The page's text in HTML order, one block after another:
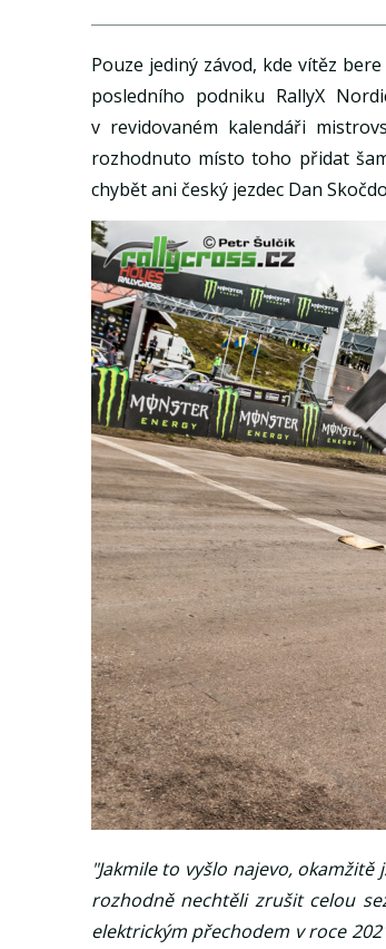
Pouze jediný závod, kde vítěz
posledního podniku RallyX
v revidovaném kalendáři
rozhodnuto místo toho přidat
chybět ani český jezdec Dan
"Jakmile to vyšlo najevo,
rozhodně nechtěli zrušit celou
elektrickým přechodem v roce